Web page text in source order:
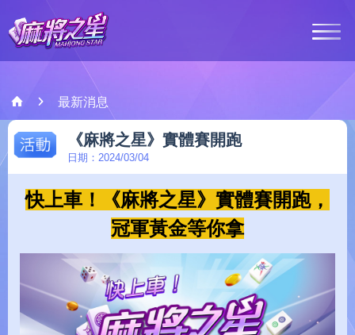
最新消息
遊戲介紹
客服中心
會員登入
最新消息
活動 《麻將之星》實體賽開跑
日期：2024/03/04
快上車！《麻將之星》實體賽開跑，
冠軍黃金等你拿